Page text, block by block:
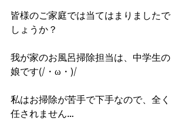
皆様のご家庭では当てはまりましたで
しょうか？
我が家のお風呂掃除担当は、中学生の
娘です(/・ω・)/
私はお掃除が苦手で下手なので、全く
任されません…